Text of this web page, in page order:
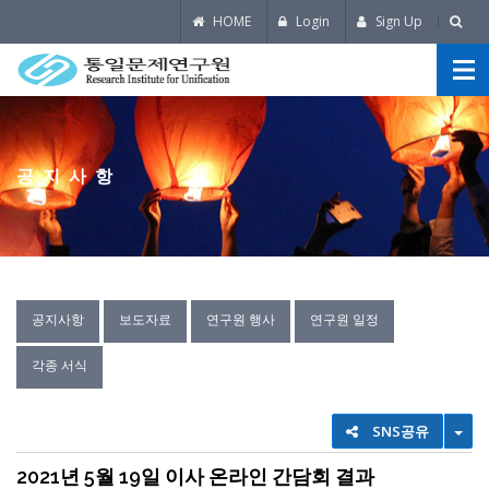
HOME Login Sign Up
공지사항
공지사항 보도자료 연구원 행사 연구원 일정
각종 서식
SNS공유
2021년 5월 19일 이사 온라인 간담회 결과